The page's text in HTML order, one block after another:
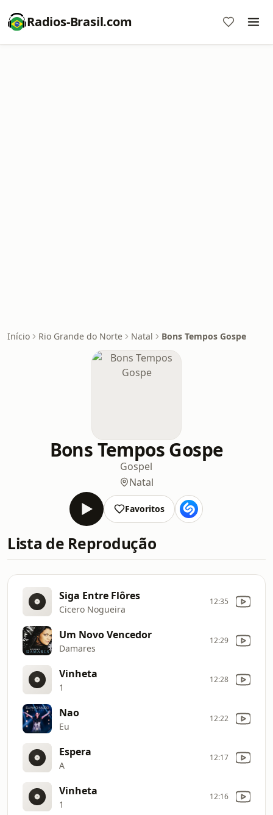
Radios-Brasil.com
Início Rio Grande do Norte Natal Bons Tempos Gospe
Bons Tempos Gospe
Gospel
Natal
Favoritos
Lista de Reprodução
Siga Entre Flôres
Cicero Nogueira
12:35
Um Novo Vencedor
Damares
12:29
Vinheta
1
12:28
Nao
Eu
12:22
Espera
A
12:17
Vinheta
1
12:16